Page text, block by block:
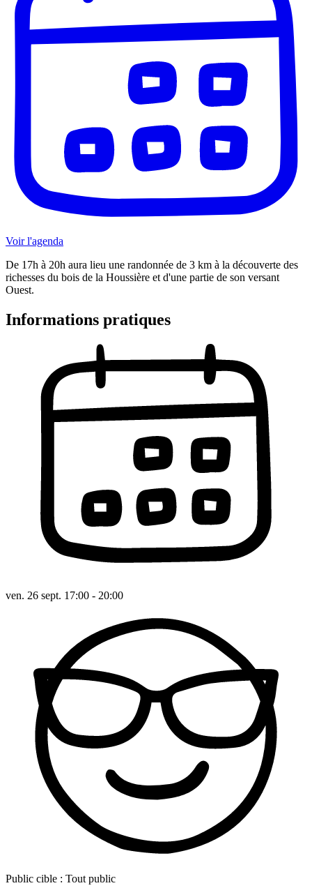
Voir l'agenda
De 17h à 20h aura lieu une randonnée de 3 km à la découverte des
richesses du bois de la Houssière et d'une partie de son versant
Ouest.
Informations pratiques
ven. 26 sept. 17:00 - 20:00
Public cible : Tout public